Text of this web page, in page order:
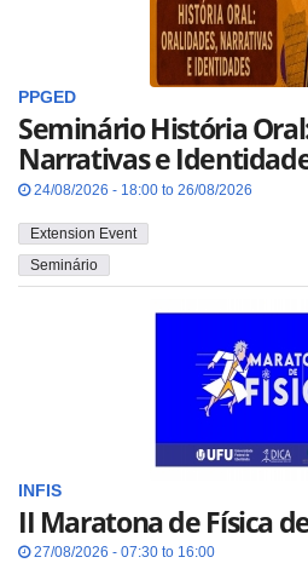
PPGED
Seminário História
Narrativas e
24/08/2026 - 18:00 to 26/08/2026
Extension Event
Seminário
INFIS
II Maratona de Física
27/08/2026 - 07:30 to 16:00